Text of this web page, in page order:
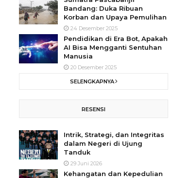
Bandang: Duka Ribuan
Korban dan Upaya Pemulihan
24 Desember 2025
Pendidikan di Era Bot, Apakah
AI Bisa Mengganti Sentuhan
Manusia
20 Desember 2025
SELENGKAPNYA
RESENSI
Intrik, Strategi, dan Integritas
dalam Negeri di Ujung
Tanduk
29 Juni 2026
Kehangatan dan Kepedulian